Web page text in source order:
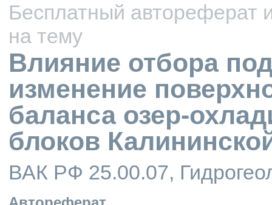
Бесплатный автореферат
на тему
Влияние отбора
изменение
баланса озер-
блоков
ВАК РФ 25.00.07,